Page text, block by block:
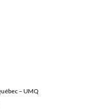
– UMQ